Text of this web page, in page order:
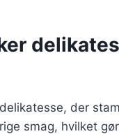
der
smag, hvilket